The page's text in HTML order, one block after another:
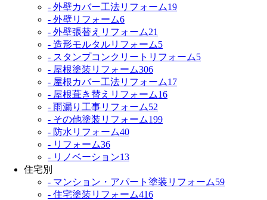
- 外壁カバー工法リフォーム19
- 外壁リフォーム6
- 外壁張替えリフォーム21
- 造形モルタルリフォーム5
- スタンプコンクリートリフォーム5
- 屋根塗装リフォーム306
- 屋根カバー工法リフォーム17
- 屋根葺き替えリフォーム16
- 雨漏り工事リフォーム52
- その他塗装リフォーム199
- 防水リフォーム40
- リフォーム36
- リノベーション13
住宅別
- マンション・アパート塗装リフォーム59
- 住宅塗装リフォーム416